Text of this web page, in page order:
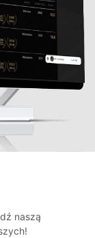
naszą